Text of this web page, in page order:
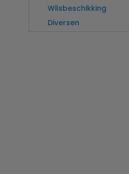
Wilsbeschikking
Diversen